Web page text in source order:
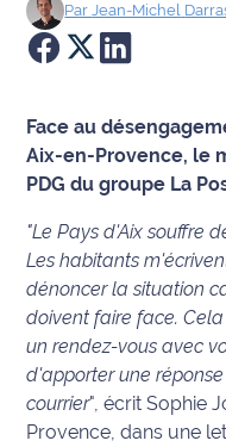
Culture
Éducation
Emploi
Environnement
Info
route
Justice
Loisirs
ParJean-Michel
Face au
Aix-en-Provence, le
PDG du groupe La
"Le Pays d'Aix souffre
Les habitants
dénoncer la situation
doivent faire face.
un rendez-vous avec
d'apporter une
courrier", écrit Sophie
Provence, dans une